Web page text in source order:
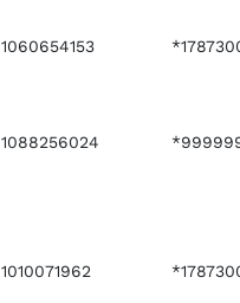
1060654153
1088256024
1010071962